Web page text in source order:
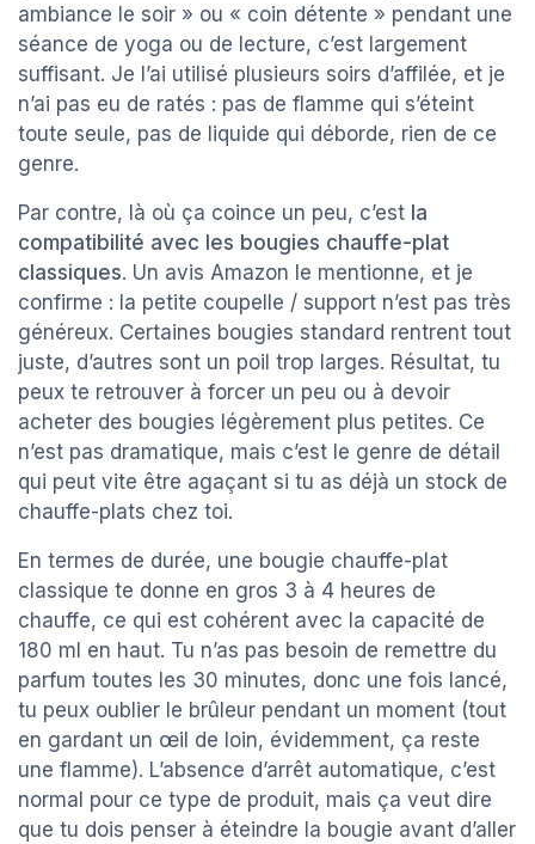
ambiance le soir » ou « coin détente » pendant une
séance de yoga ou de lecture, c’est largement
suffisant. Je l’ai utilisé plusieurs soirs d’affilée, et je
n’ai pas eu de ratés : pas de flamme qui s’éteint
toute seule, pas de liquide qui déborde, rien de ce
genre.
Par contre, là où ça coince un peu, c’est la
compatibilité avec les bougies chauffe-plat
classiques. Un avis Amazon le mentionne, et je
confirme : la petite coupelle / support n’est pas très
généreux. Certaines bougies standard rentrent tout
juste, d’autres sont un poil trop larges. Résultat, tu
peux te retrouver à forcer un peu ou à devoir
acheter des bougies légèrement plus petites. Ce
n’est pas dramatique, mais c’est le genre de détail
qui peut vite être agaçant si tu as déjà un stock de
chauffe-plats chez toi.
En termes de durée, une bougie chauffe-plat
classique te donne en gros 3 à 4 heures de
chauffe, ce qui est cohérent avec la capacité de
180 ml en haut. Tu n’as pas besoin de remettre du
parfum toutes les 30 minutes, donc une fois lancé,
tu peux oublier le brûleur pendant un moment (tout
en gardant un œil de loin, évidemment, ça reste
une flamme). L’absence d’arrêt automatique, c’est
normal pour ce type de produit, mais ça veut dire
que tu dois penser à éteindre la bougie avant d’aller